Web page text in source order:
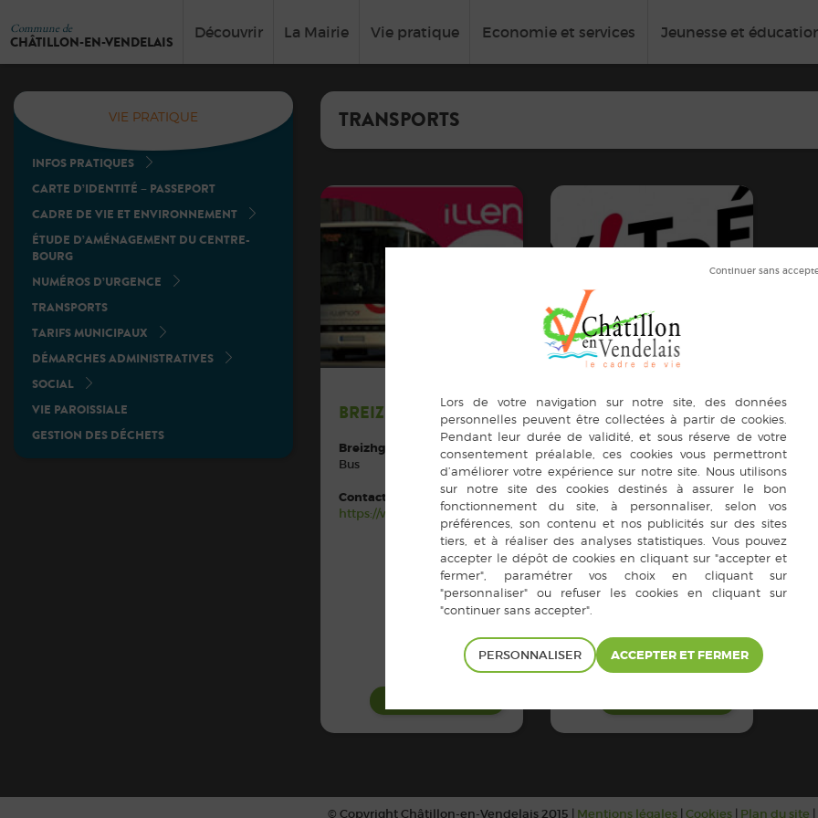
Commune de
CHÂTILLON-EN-VENDELAIS
Découvrir La Mairie Vie pratique Economie et services Jeunesse et
VIE PRATIQUE
INFOS PRATIQUES
CARTE D’IDENTITÉ – PASSEPORT
CADRE DE VIE ET ENVIRONNEMENT
ÉTUDE D’AMÉNAGEMENT DU CENTRE-
BOURG
NUMÉROS D’URGENCE
TRANSPORTS
TARIFS MUNICIPAUX
DÉMARCHES ADMINISTRATIVES
SOCIAL
VIE PAROISSIALE
GESTION DES DÉCHETS
TRANSPORTS
BREIZHGO
Breizhgo
Bus
Contacts :
https://www.breizhgo.bzh/
TAXI.COM
Taxi.com
Service de transport
proposé par Vitré
Communauté
Contacts :
https://www.vitrecommuna
ute.org/transport-a-la-
demande/
© Copyright Châtillon-en-Vendelais 2015 | Mentions légales| Cookies| Plan du site |
PERSONNALISER